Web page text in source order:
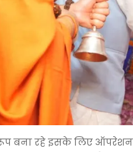
बना रहे इसके लिए